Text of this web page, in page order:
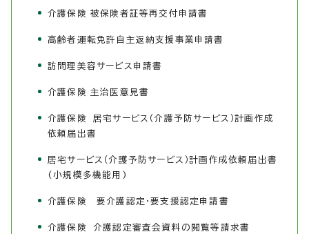
介護保険 被保険者証等再交付申請書
高齢者運転免許自主返納支援事業申請書
訪問理美容サービス申請書
介護保険 主治医意見書
介護保険 居宅サービス（介護予防サービス）計画作成
依頼届出書
居宅サービス（介護予防サービス）計画作成依頼届出書
(小規模多機能用)
介護保険 要介護認定・要支援認定申請書
介護保険 介護認定審査会資料の閲覧等請求書